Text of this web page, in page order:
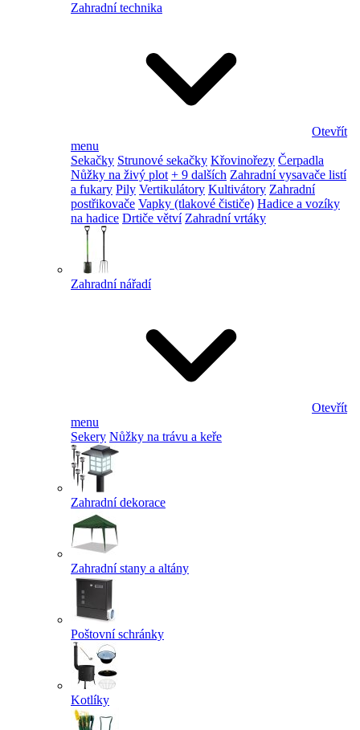
Zahradní technika
Otevřít
menu
Sekačky Strunové sekačky Křovinořezy Čerpadla
Nůžky na živý plot + 9 dalších Zahradní vysavače listí
a fukary Pily Vertikulátory Kultivátory Zahradní
postřikovače Vapky (tlakové čističe) Hadice a vozíky
na hadice Drtiče větví Zahradní vrtáky
Zahradní nářadí
Otevřít
menu
Sekery Nůžky na trávu a keře
Zahradní dekorace
Zahradní stany a altány
Poštovní schránky
Kotlíky